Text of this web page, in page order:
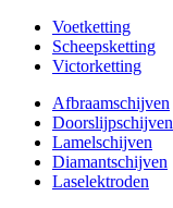
Voetketting
Scheepsketting
Victorketting
Afbraamschijven
Doorslijpschijven
Lamelschijven
Diamantschijven
Laselektroden